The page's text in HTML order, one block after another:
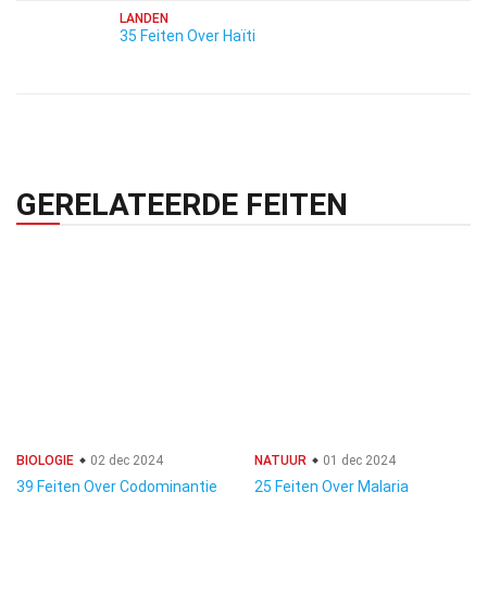
LANDEN
35 Feiten Over Haïti
GERELATEERDE FEITEN
BIOLOGIE 02 dec 2024
39 Feiten Over Codominantie
NATUUR 01 dec 2024
25 Feiten Over Malaria